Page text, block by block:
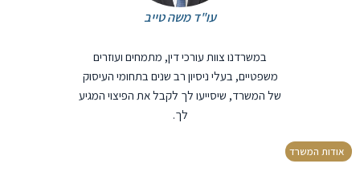
עו"ד משה טייב
במשרדנו צוות עורכי דין, מתמחים ועוזרים
משפטיים, בעלי ניסיון רב שנים בתחומי העיסוק
של המשרד, שיסייעו לך לקבל את הפיצוי המגיע
לך.
אודות המשרד